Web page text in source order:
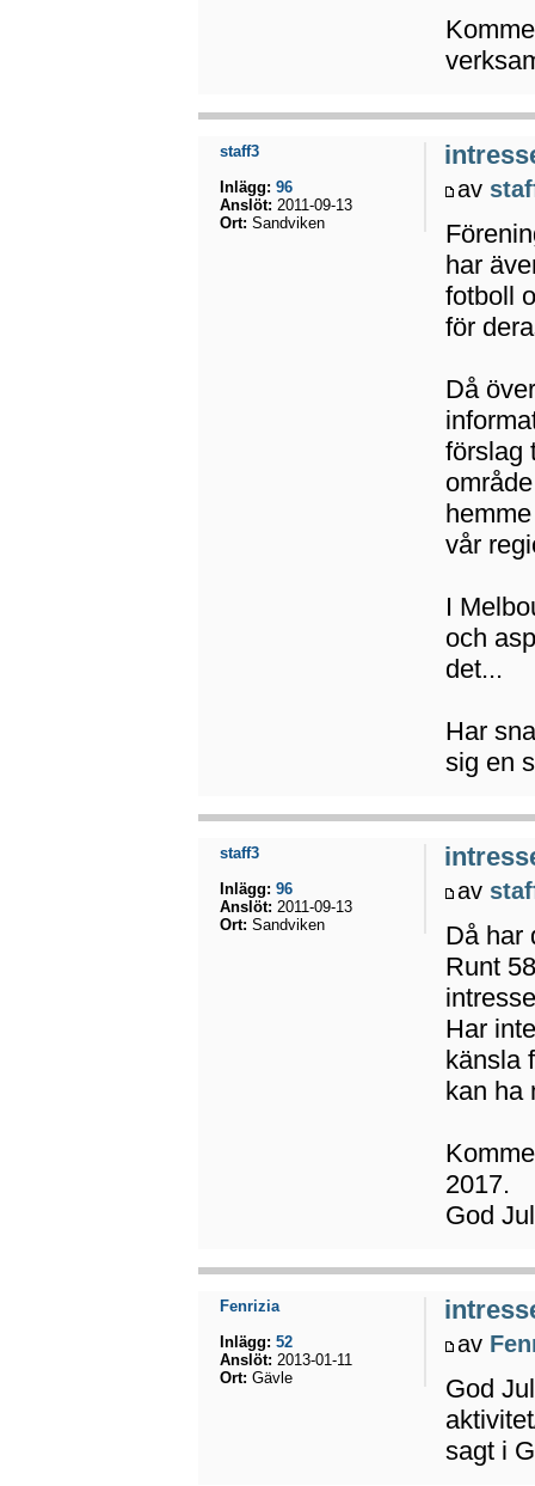
av
har
fotboll
för
Då
förslag
vår
I
och
det...
Har
sig en
staff3
Inlägg: 96
Anslöt: 2011-09-13
Ort: Sandviken
av
Då har
Runt
Har
känsla
kan ha
2017.
God
staff3
Inlägg: 96
Anslöt: 2011-09-13
Ort: Sandviken
av
God
sagt i
Fenrizia
Inlägg: 52
Anslöt: 2013-01-11
Ort: Gävle